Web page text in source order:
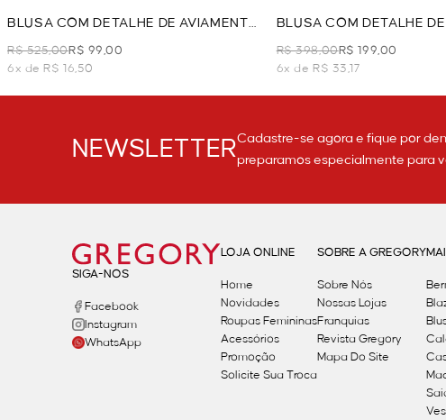
BLUSA COM DETALHE DE AVIAMENTO
- LARANJA
R$ 525,00R$ 99,00
6x de R$ 16,50
BLUSA COM DETALHE
LARANJA
R$ 398,00R$ 199,00
6x de R$ 33,17
NEWSLETTERCadastre-se agora e fique por
preparamos especialmente para
SIGA-NOS
Facebook
Instagram
WhatsApp
LOJA ONLINE
Home
Novidades
Roupas Femininas
Acessórios
Promoção
Solicite Sua Troca
SOBRE A GREGORY
Sobre Nós
Nossas Lojas
Franquias
Revista Gregory
Mapa Do Site